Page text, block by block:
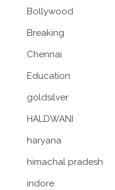
Bollywood
Breaking
Chennai
Education
goldsilver
HALDWANI
haryana
himachal pradesh
indore